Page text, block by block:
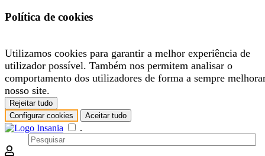
Política de cookies
Utilizamos cookies para garantir a melhor experiência de
utilizador possível. Também nos permitem analisar o
comportamento dos utilizadores de forma a sempre
nosso site.
Rejeitar tudo
Configurar cookies
Aceitar tudo
.